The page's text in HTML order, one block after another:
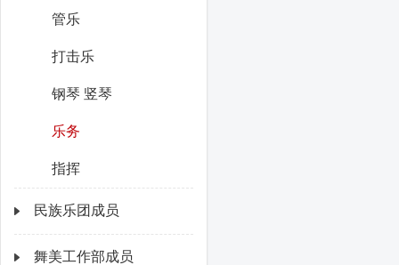
管乐
打击乐
钢琴 竖琴
乐务
指挥
民族乐团成员
舞美工作部成员